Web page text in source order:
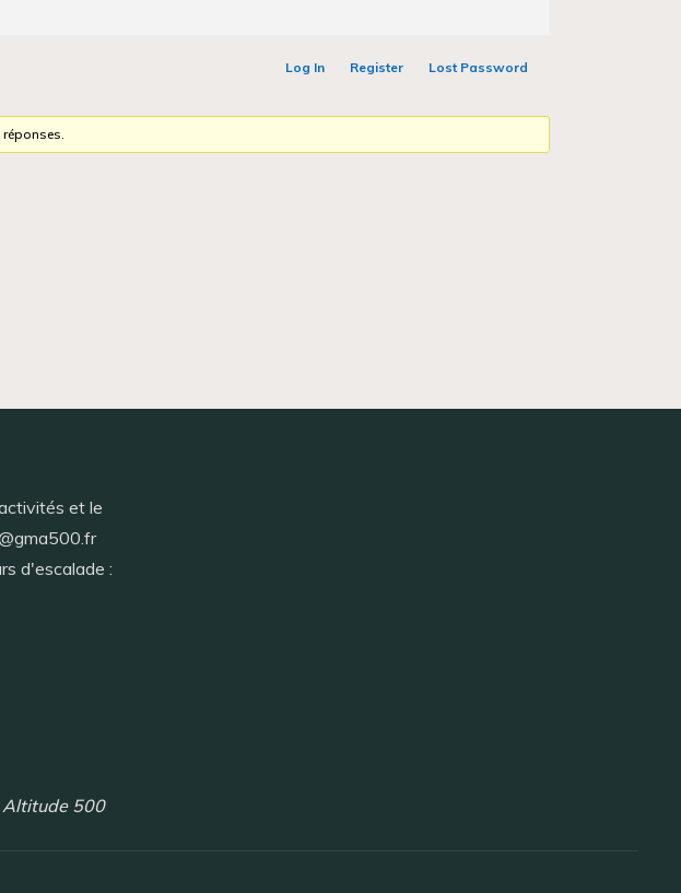
Log In Register
Lost Password
et le
d'escalade :
500